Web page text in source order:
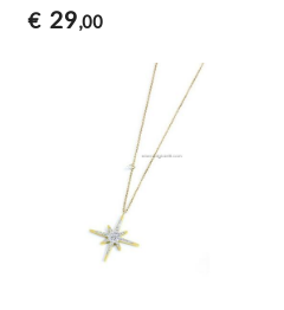
€ 29,00